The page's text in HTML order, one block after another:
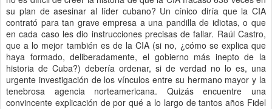
su plan de asesinar al líder cubano? Un cínico diría que la CIA
contrató para tan grave empresa a una pandilla de idiotas, o que
en cada caso les dio instrucciones precisas de fallar. Raúl Castro,
que a lo mejor también es de la CIA (si no, ¿cómo se explica que
haya formado, deliberadamente, el gobierno más inepto de la
historia de Cuba?) debería ordenar, si de verdad no lo es, una
urgente investigación de los vínculos entre su hermano mayor y la
tenebrosa agencia norteamericana. Quizás encuentre una
convincente explicación de por qué a lo largo de tantos años Fidel